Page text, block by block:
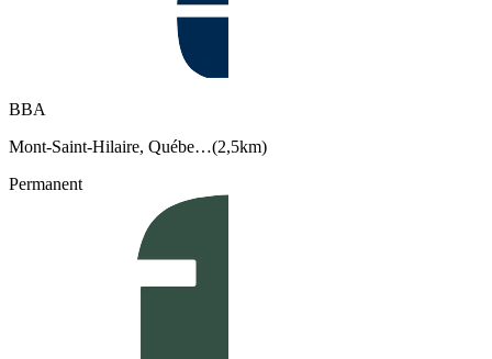
BBA
Mont-Saint-Hilaire, Québe…(2,5km)
Permanent